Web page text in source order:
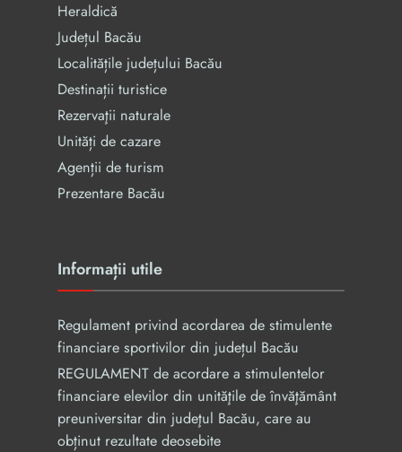
Heraldică
Județul Bacău
Localitățile județului Bacău
Destinații turistice
Rezervaţii naturale
Unități de cazare
Agenții de turism
Prezentare Bacău
Informații utile
Regulament privind acordarea de stimulente
financiare sportivilor din județul Bacău
REGULAMENT de acordare a stimulentelor
financiare elevilor din unităţile de învăţământ
preuniversitar din judeţul Bacău, care au
obținut rezultate deosebite